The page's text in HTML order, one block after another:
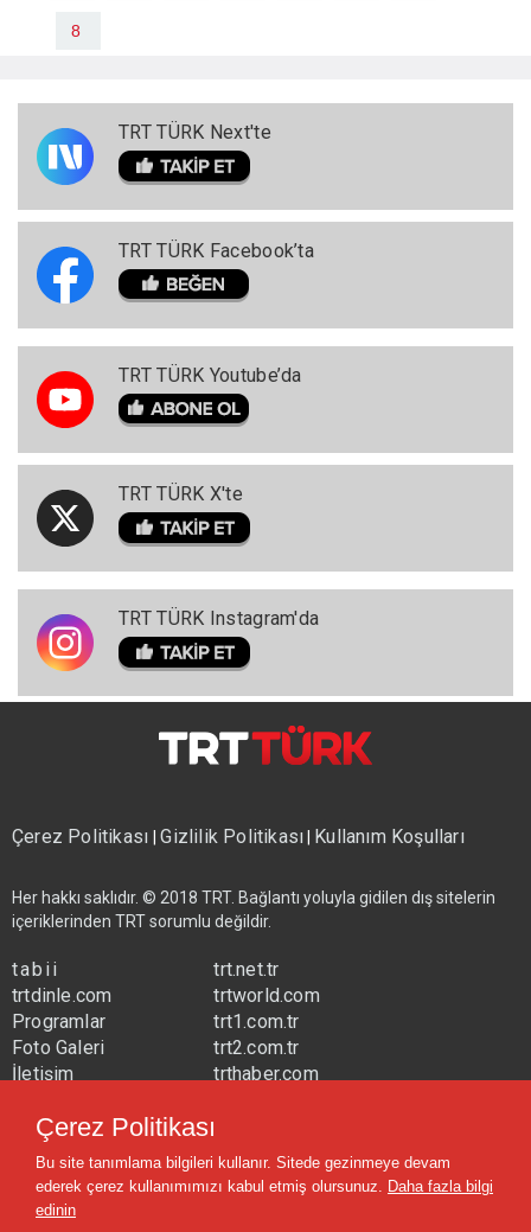
8
TRT TÜRK Next'te
TRT TÜRK Facebook’ta
TRT TÜRK Youtube’da
TRT TÜRK X'te
TRT TÜRK Instagram'da
Çerez Politikası|Gizlilik Politikası| Kullanım Koşulları
Her hakkı saklıdır. © 2018 TRT. Bağlantı yoluyla gidilen dış sitelerin
içeriklerinden TRT sorumlu değildir.
tabii
trtdinle.com
Programlar
Foto Galeri
İletişim
trt.net.tr
trtworld.com
trt1.com.tr
trt2.com.tr
trthaber.com
trtavaz.com.tr
trtmuzik.net.tr
trtcocuk.net.tr
Çerez Politikası
Bu site tanımlama bilgileri kullanır. Sitede gezinmeye devam
ederek çerez kullanımımızı kabul etmiş olursunuz. Daha fazla bilgi
edinin